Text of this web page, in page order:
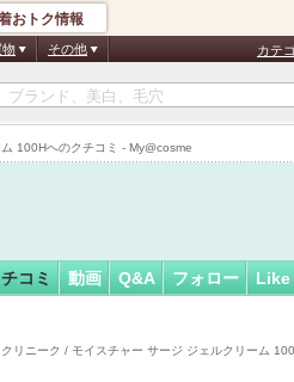
100Hへのクチコミ - My@cosme
おトク情報
物 その他 カテ
コミ 動画 Q&A フォロー Like
リニーク / モイスチャー サージ ジェルクリーム